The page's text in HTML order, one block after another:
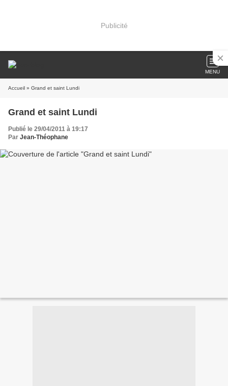
Publicité
MENU
Accueil » Grand et saint Lundi
Grand et saint Lundi
Publié le 29/04/2011 à 19:17
Par Jean-Théophane